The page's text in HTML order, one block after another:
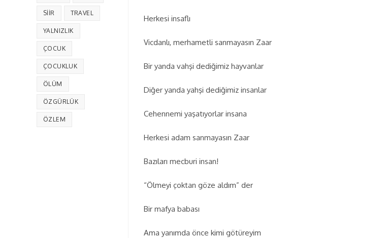
Herkesi insaflı
Vicdanlı, merhametli sanmayasın Zaar
Bir yanda vahşi dediğimiz hayvanlar
Diğer yanda yahşi dediğimiz insanlar
Cehennemi yaşatıyorlar insana
Herkesi adam sanmayasın Zaar
Bazıları mecburi insan!
“Ölmeyi çoktan göze aldım” der
Bir mafya babası
Ama yanımda önce kimi götüreyim
SIIR TRAVEL
YALNIZLIK
ÇOCUK
ÇOCUKLUK
ÖLÜM
ÖZGÜRLÜK
ÖZLEM